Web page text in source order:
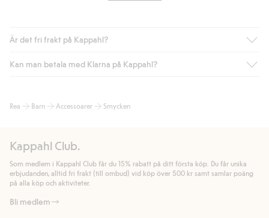
Är det fri frakt på Kappahl?
Är du medlem i Kappahl Club har du alltid gratis frakt till butik
automatik efter du loggat in och identifierats som medlem.
handlar för.
Läs mer
Kan man betala med Klarna på Kappahl?
bland annat faktura och swish men även andra betalningssätt.
allmänna villkor.
Läs mer
Rea Barn Accessoarer Smycken
Kappahl Club.
Som medlem i Kappahl Club får du 15% rabatt på ditt första köp. Du får unika
erbjudanden, alltid fri frakt (till ombud) vid köp över 500 kr samt samlar poäng
på alla köp och aktiviteter.
Bli medlem